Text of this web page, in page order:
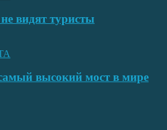
видят туристы
высокий мост в мире